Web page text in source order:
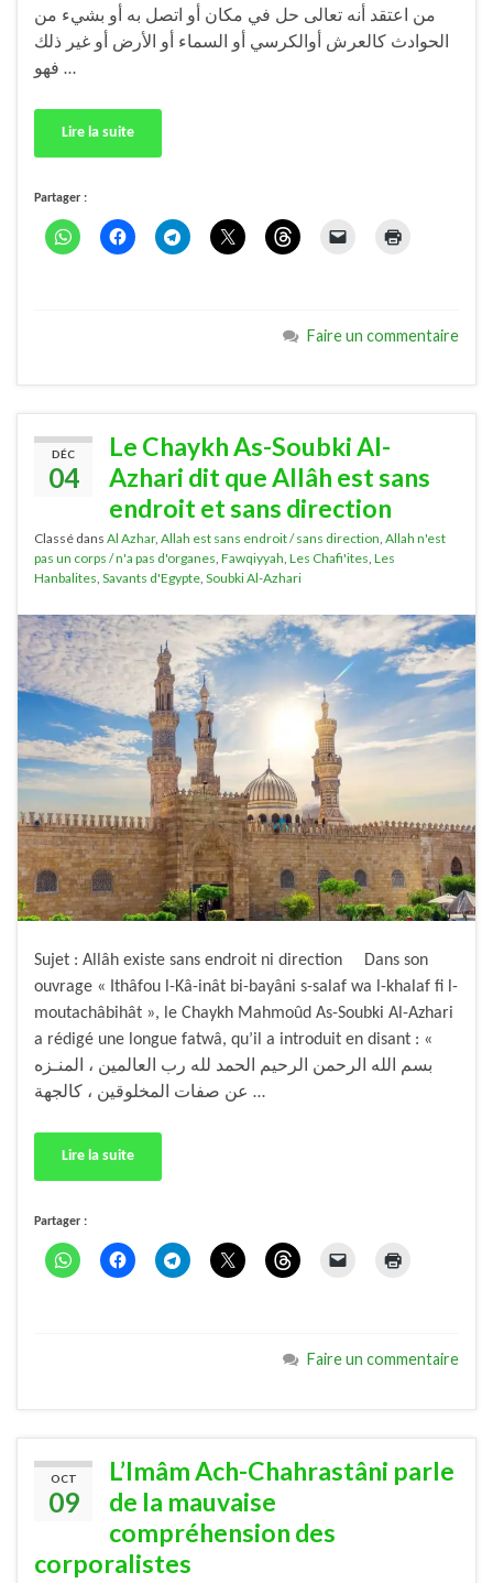
من اعتقد أنه تعالى حل في مكان أو اتصل به أو بشيء من
الحوادث كالعرش أوالكرسي أو السماء أو الأرض أو غير ذلك
فهو …
Lire la suite
Partager :
Faire un commentaire
DÉC
04
Le Chaykh As-Soubki Al-
Azhari dit que Allâh est sans
endroit et sans direction
Classé dans Al Azhar, Allah est sans endroit / sans direction, Allah n'est
pas un corps / n'a pas d'organes, Fawqiyyah, Les Chafi'ites, Les
Hanbalites, Savants d'Egypte, Soubki Al-Azhari
Sujet : Allâh existe sans endroit ni direction Dans son
ouvrage « Ithâfou l-Kâ-inât bi-bayâni s-salaf wa l-khalaf fi l-
moutachâbihât », le Chaykh Mahmoûd As-Soubki Al-Azhari
a rédigé une longue fatwâ, qu’il a introduit en disant : «
بسم الله الرحمن الرحيم الحمد لله رب العالمين ، المنـزه
عن صفات المخلوقين ، كالجهة …
Lire la suite
Partager :
Faire un commentaire
OCT
09
L’Imâm Ach-Chahrastâni parle
de la mauvaise
compréhension des
corporalistes